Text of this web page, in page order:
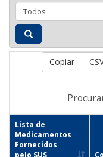
Copiar
Lista de
Medicamentos
Fornecidos
pelo SUS